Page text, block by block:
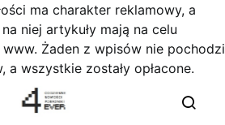
ma charakter reklamowy, a
niej artykuły mają na celu
Żaden z wpisów nie pochodzi
wszystkie zostały opłacone.